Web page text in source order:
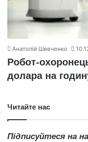
Анатолій Шевченко
Робот-
долара на
Читайте нас
Підписуйтеся на